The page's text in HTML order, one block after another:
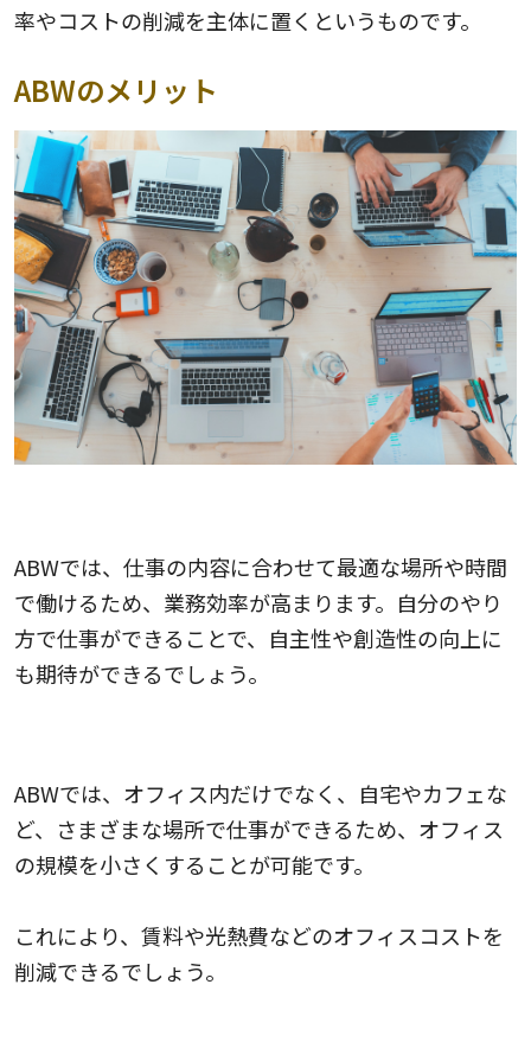
率やコストの削減を主体に置くというものです。
ABWのメリット
ABWでは、仕事の内容に合わせて最適な場所や時間
で働けるため、業務効率が高まります。自分のやり
方で仕事ができることで、自主性や創造性の向上に
も期待ができるでしょう。
ABWでは、オフィス内だけでなく、自宅やカフェな
ど、さまざまな場所で仕事ができるため、オフィス
の規模を小さくすることが可能です。
これにより、賃料や光熱費などのオフィスコストを
削減できるでしょう。